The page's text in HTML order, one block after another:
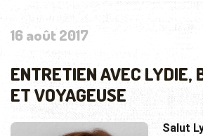
16 août 2017
ENTRETIEN AVEC LYDIE,
ET VOYAGEUSE
Salut